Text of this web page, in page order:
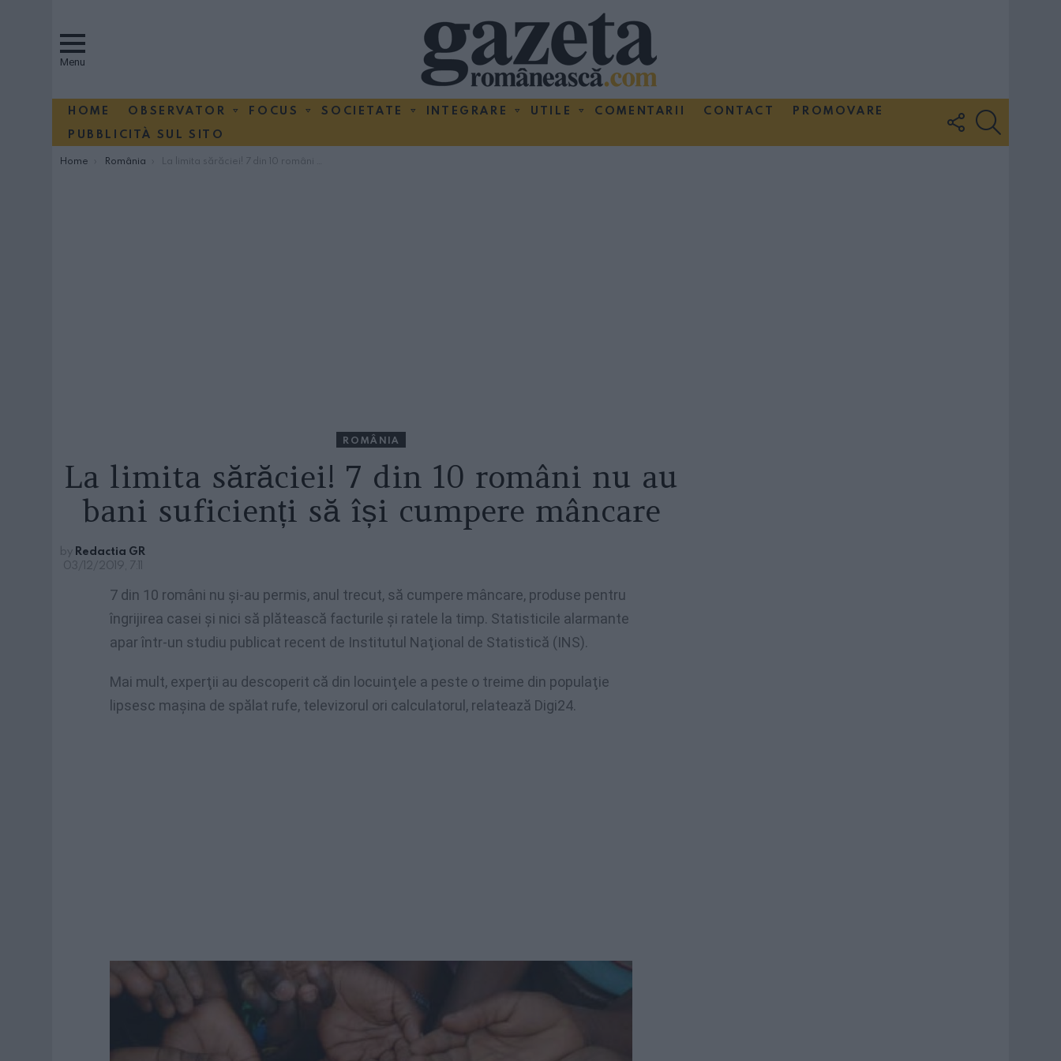
Menu
HOME OBSERVATOR FOCUS SOCIETATE INTEGRARE UTILE COMENTARII CONTACT
PROMOVARE
PUBBLICITÀ SUL SITO
FOLLOW
US
You are here:
Home România La limita sărăciei! 7 din 10 români nu au bani suficienți să își cumpere mâncare
ROMÂNIA
La limita sărăciei! 7 din 10 români nu au
bani suficienți să își cumpere mâncare
by Redactia GR
03/12/2019, 7:11
7 din 10 români nu şi-au permis, anul trecut, să cumpere mâncare, produse pentru
îngrijirea casei şi nici să plătească facturile şi ratele la timp. Statisticile alarmante
apar într-un studiu publicat recent de Institutul Naţional de Statistică (INS).
Mai mult, experţii au descoperit că din locuinţele a peste o treime din populaţie
lipsesc maşina de spălat rufe, televizorul ori calculatorul, relatează Digi24.